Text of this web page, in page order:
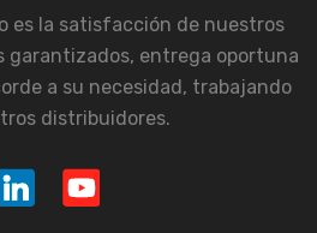
es la satisfacción de nuestros
garantizados, entrega oportuna
a su necesidad, trabajando
distribuidores.